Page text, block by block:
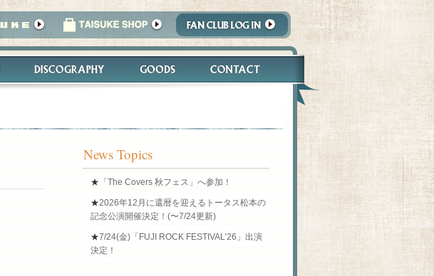
News Topics
★ 「The Covers 秋フェス」へ参加！
★2026年12月に還暦を迎えるトータス松本の
記念公演開催決定！(〜7/24更新)
★7/24(金)「FUJI ROCK FESTIVAL’26」出演
決定！